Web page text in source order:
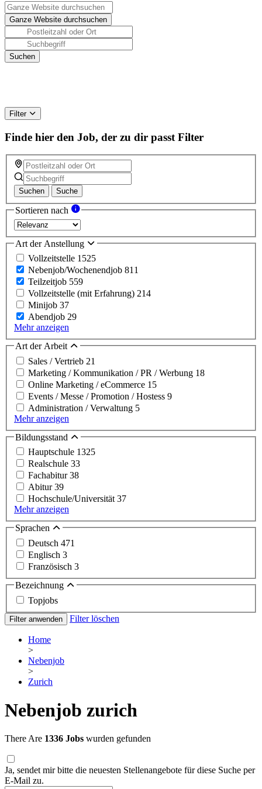
Filter
Finde hier den Job, der zu dir passt Filter
Suchen Suche
Sortieren nach
Art der Anstellung
Vollzeitstelle 1525
Nebenjob/Wochenendjob 811
Teilzeitjob 559
Vollzeitstelle (mit Erfahrung) 214
Minijob 37
Abendjob 29
Mehr anzeigen
Art der Arbeit
Sales / Vertrieb 21
Marketing / Kommunikation / PR / Werbung 18
Online Marketing / eCommerce 15
Events / Messe / Promotion / Hostess 9
Administration / Verwaltung 5
Mehr anzeigen
Bildungsstand
Hauptschule 1325
Realschule 33
Fachabitur38
Abitur39
Hochschule/Universität37
Mehr anzeigen
Sprachen
Deutsch 471
Englisch 3
Französisch 3
Bezeichnung
Topjobs
Filter anwenden Filter löschen
Home
>
Nebenjob
>
Zurich
Nebenjob zurich
There Are 1336 Jobs wurden gefunden
Ja, sendet mir bitte die neuesten Stellenangebote für diese Suche per
E-Mail zu.